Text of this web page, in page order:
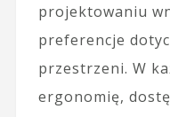
projektowaniu
preferencje
przestrzeni. W
ergonomię,